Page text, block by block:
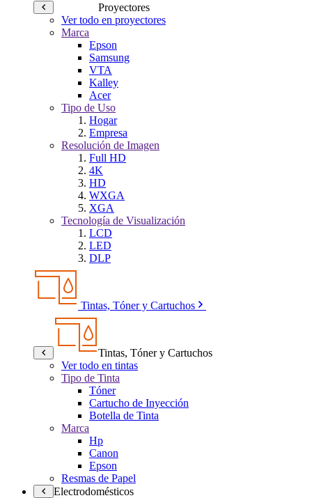
Proyectores
Ver todo en proyectores
Marca
Epson
Samsung
VTA
Kalley
Acer
Tipo de Uso
Hogar
Empresa
Resolución de Imagen
Full HD
4K
HD
WXGA
XGA
Tecnología de Visualización
LCD
LED
DLP
Tintas, Tóner y Cartuchos
Tintas, Tóner y Cartuchos
Ver todo en tintas
Tipo de Tinta
Tóner
Cartucho de Inyección
Botella de Tinta
Marca
Hp
Canon
Epson
Resmas de Papel
Electrodomésticos